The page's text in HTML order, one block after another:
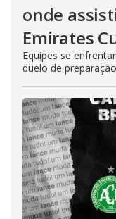
onde
Emirates
Equipes se
duelo de